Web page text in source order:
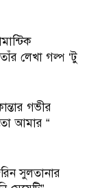
লেখা গল্প ‘টু
গভীর
আমার “
সুলতানার